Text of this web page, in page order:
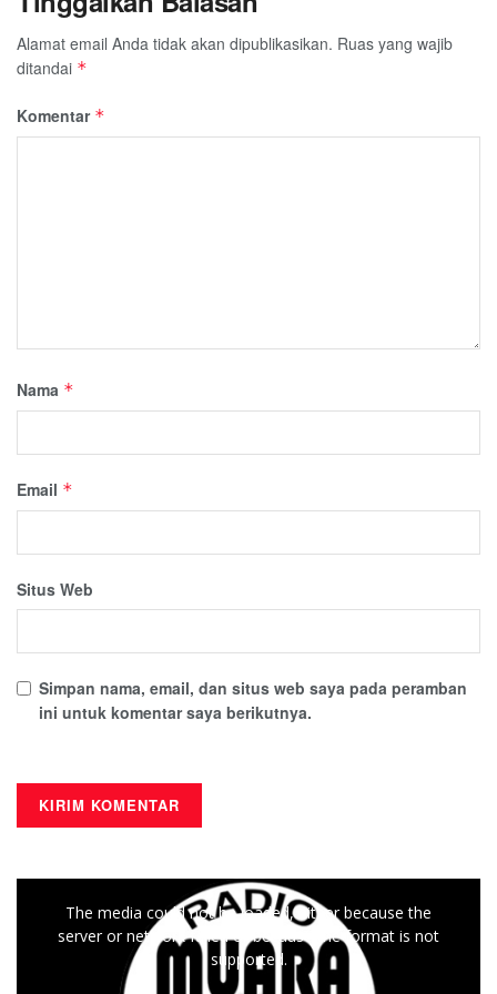
Alamat email Anda tidak akan dipublikasikan. Ruas yang wajib
ditandai *
Komentar *
Nama *
Email *
Situs Web
Simpan nama, email, dan situs web saya pada peramban
ini untuk komentar saya berikutnya.
The media could not be loaded, either because the
server or network failed or because the format is not
supported.